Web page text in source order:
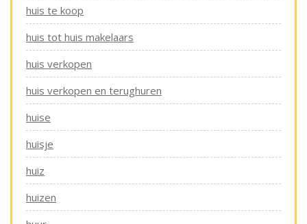
huis te koop
huis tot huis makelaars
huis verkopen
huis verkopen en terughuren
huise
huisje
huiz
huizen